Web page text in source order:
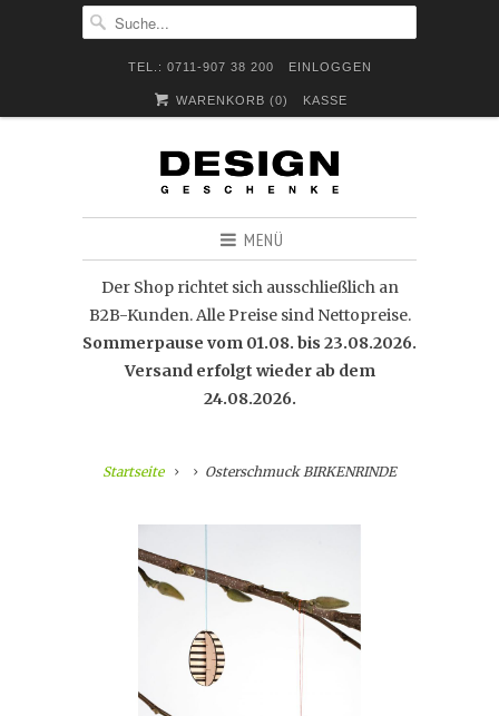
TEL.: 0711-907 38 200 EINLOGGEN
WARENKORB (0) KASSE
MENÜ
Der Shop richtet sich ausschließlich an
B2B-Kunden. Alle Preise sind Nettopreise.
Sommerpause vom 01.08. bis 23.08.2026.
Versand erfolgt wieder ab dem
24.08.2026.
Startseite Osterschmuck BIRKENRINDE